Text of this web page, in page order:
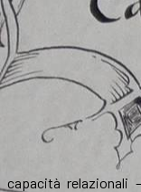
capacità relazionali